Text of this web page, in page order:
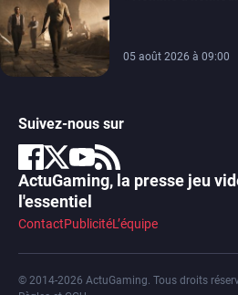
05 août 2026 à 09:00
Suivez-nous sur
ActuGaming, la presse jeu
l'essentiel
ContactPublicitéL’équipe
© 2014-2026 ActuGaming. Tous droits